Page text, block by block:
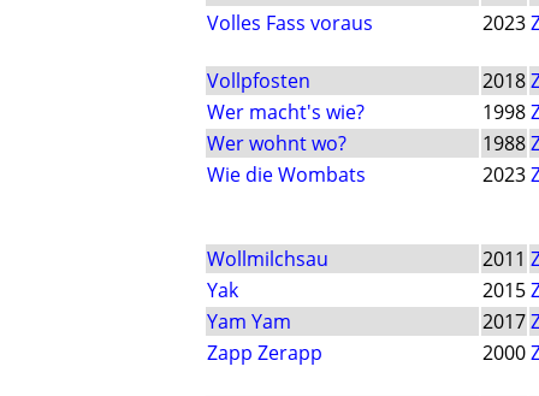
Volles Fass voraus 2023
Vollpfosten 2018
Wer macht's wie?
1998
Wer wohnt wo?
1988
Wie die Wombats
2023
Wollmilchsau 2011
Yak
2015
Yam Yam
2017
Zapp Zerapp
2000